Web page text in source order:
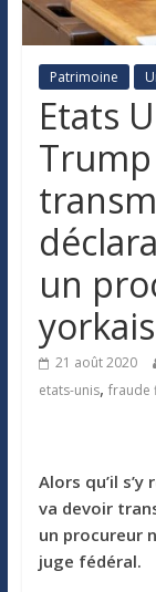
Patrimoine
Etats
un
yorkais
21 août 2020
etats-unis, fraude
Alors qu’il
va devoir
un procureur
juge fédéral.